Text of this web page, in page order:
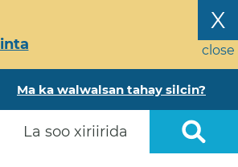
X
close
Ma ka walwalsan tahay silcin?
La soo xiriirida